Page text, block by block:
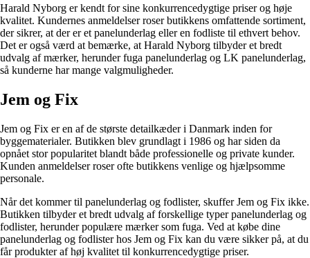
Harald Nyborg er kendt for sine konkurrencedygtige priser og høje
kvalitet. Kundernes anmeldelser roser butikkens omfattende sortiment,
der sikrer, at der er et panelunderlag eller en fodliste til ethvert behov.
Det er også værd at bemærke, at Harald Nyborg tilbyder et bredt
udvalg af mærker, herunder fuga panelunderlag og LK panelunderlag,
så kunderne har mange valgmuligheder.
Jem og Fix
Jem og Fix er en af de største detailkæder i Danmark inden for
byggematerialer. Butikken blev grundlagt i 1986 og har siden da
opnået stor popularitet blandt både professionelle og private kunder.
Kunden anmeldelser roser ofte butikkens venlige og hjælpsomme
personale.
Når det kommer til panelunderlag og fodlister, skuffer Jem og Fix ikke.
Butikken tilbyder et bredt udvalg af forskellige typer panelunderlag og
fodlister, herunder populære mærker som fuga. Ved at købe dine
panelunderlag og fodlister hos Jem og Fix kan du være sikker på, at du
får produkter af høj kvalitet til konkurrencedygtige priser.